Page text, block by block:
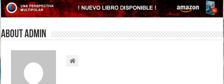
About admin